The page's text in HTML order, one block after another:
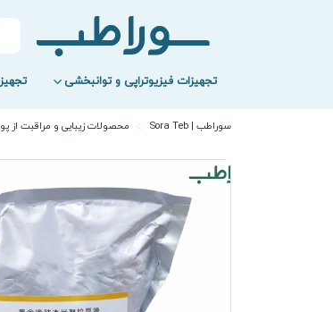
تجهیزات فیزیوتراپی و توانبخشی
سوراطب | Sora Teb محصولات زیبایی و مراقبت از